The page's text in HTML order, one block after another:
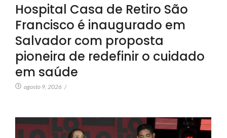
Hospital Casa de Retiro São
Francisco é inaugurado em
Salvador com proposta
pioneira de redefinir o cuidado
em saúde
agosto 9, 2026 /